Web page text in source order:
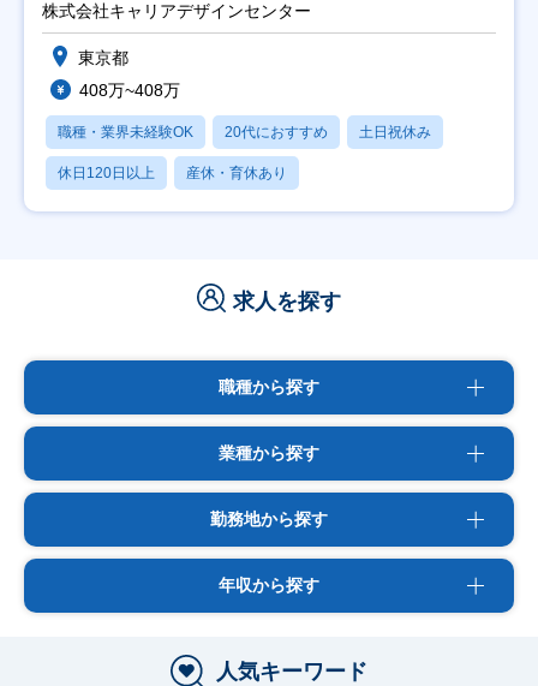
株式会社キャリアデザインセンター
東京都
408万~408万
職種・業界未経験OK 20代におすすめ 土日祝休み
休日120日以上 産休・育休あり
求人を探す
職種から探す
業種から探す
勤務地から探す
年収から探す
人気キーワード